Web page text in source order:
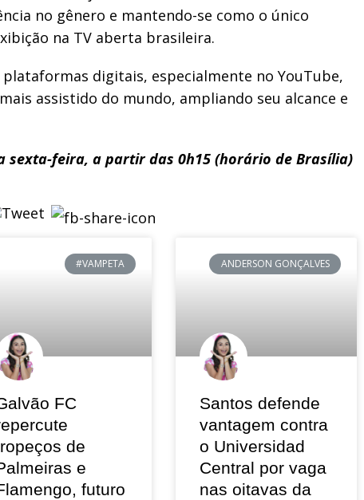
no gênero e mantendo-se como o único
na TV aberta brasileira.
digitais, especialmente no YouTube,
assistido do mundo, ampliando seu alcance e
sexta-feira, a partir das 0h15 (horário de Brasília)
#VAMPETA
FC
de
e
futuro
ANDERSON GONÇALVES
Santos defende
vantagem contra
o Universidad
Central por vaga
nas oitavas da